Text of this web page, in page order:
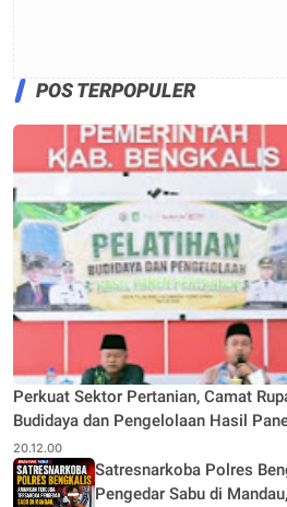
POS TERPOPULER
Perkuat Sektor Pertanian, Camat
Budidaya dan Pengelolaan Hasil
Rhu
20.12.00
Satresnarkoba Polres
Pengedar Sabu di